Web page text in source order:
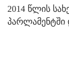
2014 წლის
პარლამენტში